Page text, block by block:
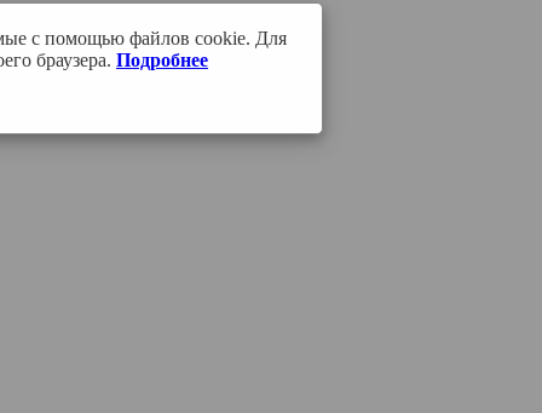
с помощью файлов cookie. Для
браузера. Подробнее